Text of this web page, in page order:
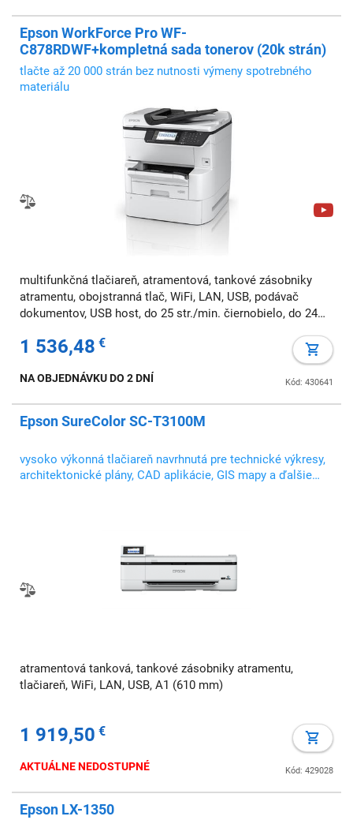
Epson WorkForce Pro WF-
C878RDWF+kompletná sada tonerov (20k strán)
tlačte až 20 000 strán bez nutnosti výmeny spotrebného
materiálu
multifunkčná tlačiareň, atramentová, tankové zásobniky
atramentu, obojstranná tlač, WiFi, LAN, USB, podávač
dokumentov, USB host, do 25 str./min. čiernobielo, do 24
1 536,48 €
Kód: 430641
NA OBJEDNÁVKU DO 2 DNÍ
Epson SureColor SC-T3100M
vysoko výkonná tlačiareň navrhnutá pre technické výkresy,
architektonické plány, CAD aplikácie, GIS mapy a ďalšie
atramentová tanková, tankové zásobniky atramentu,
tlačiareň, WiFi, LAN, USB, A1 (610 mm)
1 919,50 €
Kód: 429028
AKTUÁLNE NEDOSTUPNÉ
Epson LX-1350